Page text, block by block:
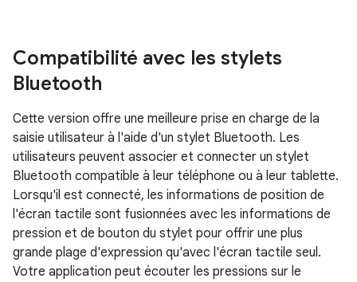
Compatibilité avec les stylets
Bluetooth
Cette version offre une meilleure prise en charge de la
saisie utilisateur à l'aide d'un stylet Bluetooth. Les
utilisateurs peuvent associer et connecter un stylet
Bluetooth compatible à leur téléphone ou à leur tablette.
Lorsqu'il est connecté, les informations de position de
l'écran tactile sont fusionnées avec les informations de
pression et de bouton du stylet pour offrir une plus
grande plage d'expression qu'avec l'écran tactile seul.
Votre application peut écouter les pressions sur le